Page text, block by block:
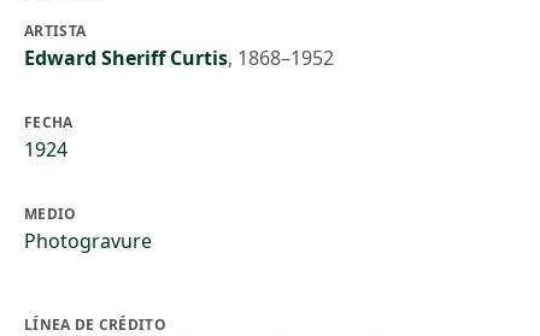
ARTISTA
Edward Sheriff Curtis, 1868–1952
FECHA
1924
MEDIO
Photogravure
LÍNEA DE CRÉDITO